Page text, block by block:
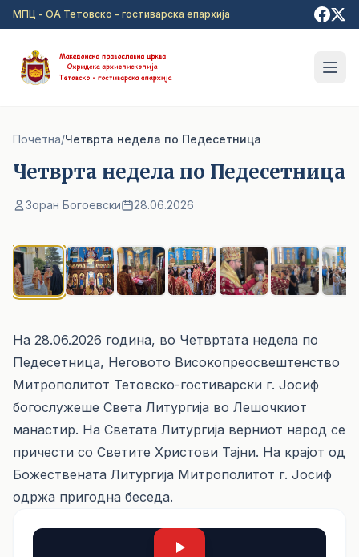
Прејди на главна содржина
МПЦ - ОА Тетовско - гостиварска епархија
Почетна/Четврта недела по Педесетница
Четврта недела по Педесетница
Зоран Богоевски 28.06.2026
На 28.06.2026 година, во Четвртата недела по
Педесетница, Неговото Високопреосвештенство
Митрополитот Тетовско-гостиварски г. Јосиф
богослужеше Света Литургија во Лешочкиот
манастир. На Светата Литургија верниот народ се
причести со Светите Христови Тајни. На крајот од
Божествената Литургија Митрополитот г. Јосиф
одржа пригодна беседа.